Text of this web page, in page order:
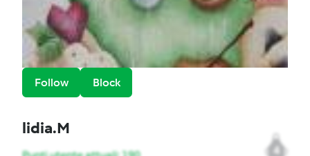
Follow Block
lidia.M
4